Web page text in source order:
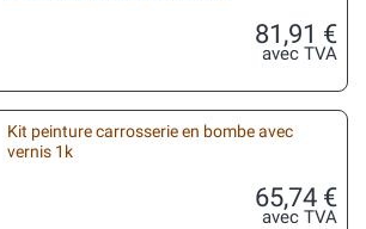
81,91 €
avec TVA
Kit peinture carrosserie en bombe avec
vernis 1k
65,74 €
avec TVA